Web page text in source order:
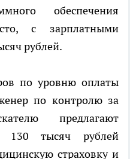
обеспечения
с зарплатными
рублей.
по уровню оплаты
по контролю за
предлагают
130 тысяч рублей
страховку и